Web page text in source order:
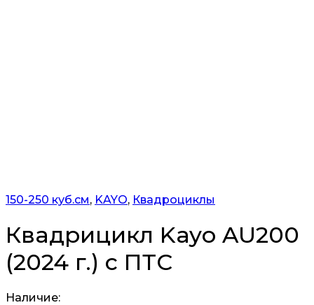
150-250 куб.см, KAYO, Квадроциклы
Квадрицикл Kayo AU200
(2024 г.) c ПТС
Наличие: